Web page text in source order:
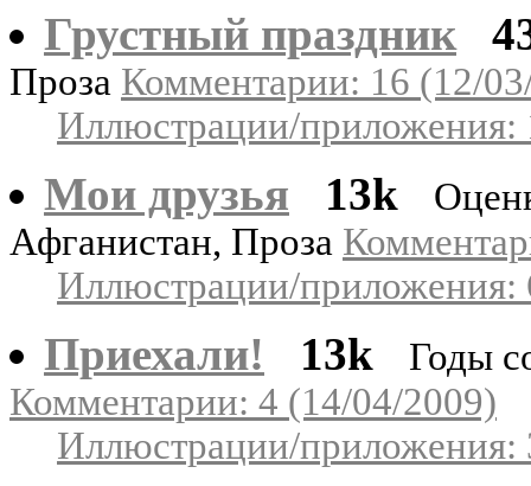
Грустный праздник
Проза Комментарии: 16 (12/
Иллюстрации/приложения:
Мои друзья 13k
Афганистан, Проза
Иллюстрации/приложения:
Приехали! 13k
Годы
Комментарии: 4 (14/04/2009)
Иллюстрации/приложения: